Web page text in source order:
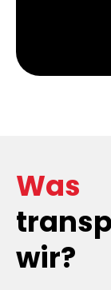
Was
wir?